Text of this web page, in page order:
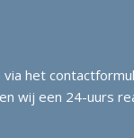
het
wij een 24-uurs